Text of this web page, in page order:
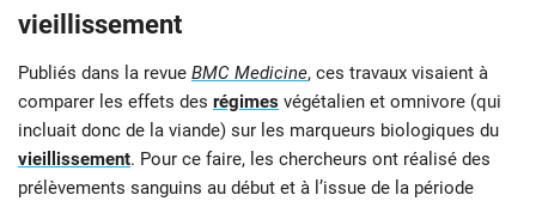
vieillissement
Publiés dans la revue BMC Medicine, ces travaux visaient à
comparer les effets des régimes végétalien et omnivore (qui
incluait donc de la viande) sur les marqueurs biologiques du
vieillissement. Pour ce faire, les chercheurs ont réalisé des
prélèvements sanguins au début et à l’issue de la période